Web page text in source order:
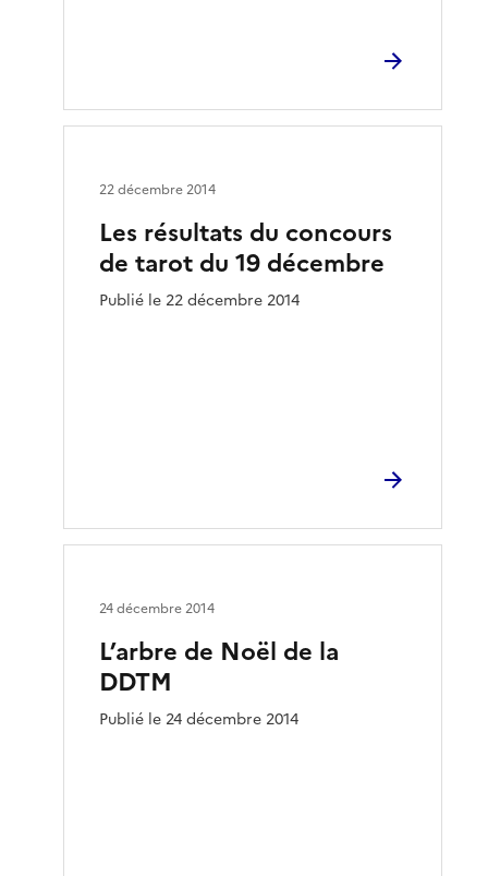
Les résultats du concours
de tarot du 19 décembre
Publié le 22 décembre 2014
22 décembre 2014
L’arbre de Noël de la
DDTM
Publié le 24 décembre 2014
24 décembre 2014